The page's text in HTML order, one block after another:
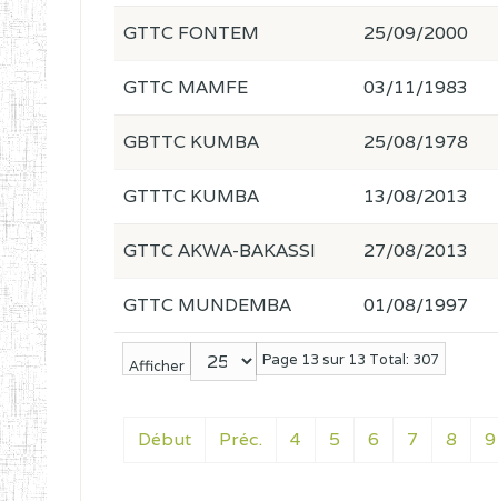
Afficher Page 13 sur 13 Total: 307
Début Préc. 4 5 6 7 8 9
GTTC FONTEM 25/09/2000
GTTC MAMFE 03/11/1983
GBTTC KUMBA 25/08/1978
GTTTC KUMBA 13/08/2013
GTTC AKWA-BAKASSI 27/08/2013
GTTC MUNDEMBA 01/08/1997